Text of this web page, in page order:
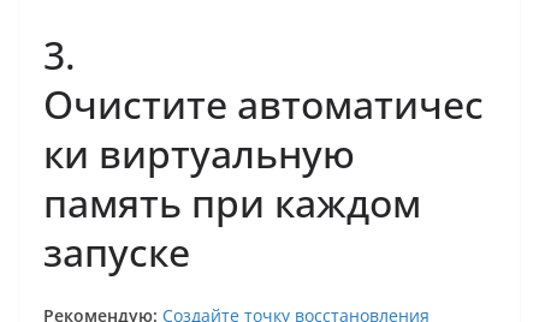
3.
Очистите автоматичес
ки виртуальную
память при каждом
запуске
Рекомендую: Создайте точку восстановления